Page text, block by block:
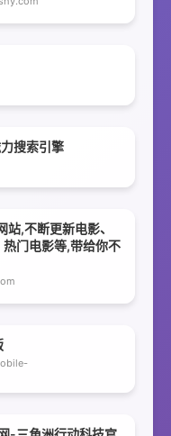
搜索引擎
,不断更新电影、
门电影等,带给你不